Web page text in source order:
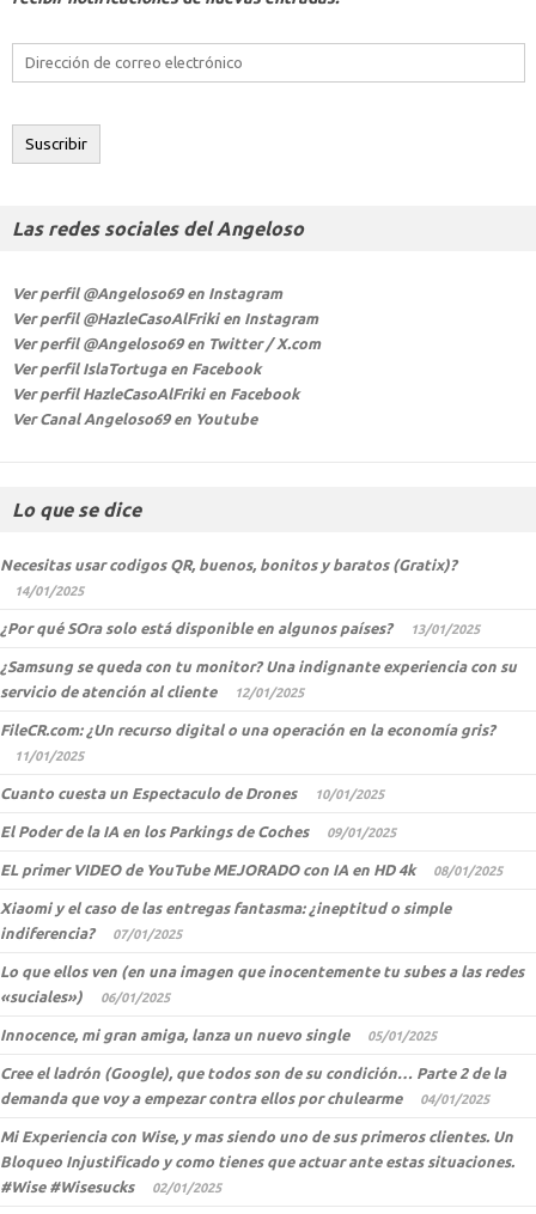
Dirección
electrónico
Suscribir
Las redes sociales del Angeloso
Ver perfil @Angeloso69 en Instagram
Ver perfil @HazleCasoAlFriki en Instagram
Ver perfil @Angeloso69 en Twitter / X.com
Ver perfil IslaTortuga en Facebook
Ver perfil HazleCasoAlFriki en Facebook
Ver Canal Angeloso69 en Youtube
Lo que se dice
Necesitas usar codigos QR, buenos, bonitos y baratos (Gratix)?
14/01/2025
¿Por qué SOra solo está disponible en algunos países? 13/01/2025
¿Samsung se queda con tu monitor? Una indignante experiencia con su
servicio de atención al cliente
12/01/2025
FileCR.com: ¿Un recurso digital o una operación en la economía gris?
11/01/2025
Cuanto cuesta un Espectaculo de Drones 10/01/2025
El Poder de la IA en los Parkings de Coches 09/01/2025
EL primer VIDEO de YouTube MEJORADO con IA en HD 4k 08/01/2025
Xiaomi y el caso de las entregas fantasma: ¿ineptitud o simple
indiferencia?
07/01/2025
Lo que ellos ven (en una imagen que inocentemente tu subes a las redes
«suciales»)
06/01/2025
Innocence, mi gran amiga, lanza un nuevo single 05/01/2025
Cree el ladrón (Google), que todos son de su condición… Parte 2 de la
demanda que voy a empezar contra ellos por chulearme
04/01/2025
Mi Experiencia con Wise, y mas siendo uno de sus primeros clientes. Un
Bloqueo Injustificado y como tienes que actuar ante estas situaciones.
#Wise #Wisesucks
02/01/2025